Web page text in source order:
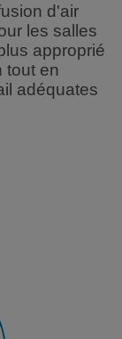
d'air
les salles
approprié
tout en
adéquates